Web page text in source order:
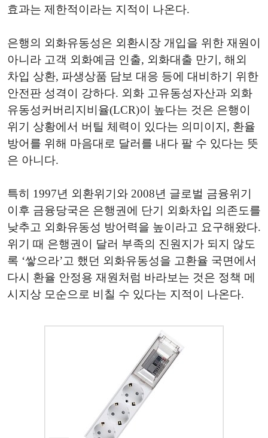
효과는 제한적이라는 지적이 나온다.
은행의 외화유동성은 외환시장 개입을 위한 재원이
아니라 고객 외화예금 인출, 외화대출 만기, 해외
차입 상환, 파생상품 담보 대응 등에 대비하기 위한
안전판 성격이 강하다. 외화 고유동성자산과 외화
유동성커버리지비율(LCR)이 높다는 것은 은행이
위기 상황에서 버틸 체력이 있다는 의미이지, 환율
방어를 위해 마음대로 달러를 내다 팔 수 있다는 뜻
은 아니다.
특히 1997년 외환위기와 2008년 글로벌 금융위기
이후 금융당국은 은행권에 단기 외화차입 의존도를
낮추고 외화유동성 방어력을 높이라고 요구해왔다.
위기 때 은행권이 달러 부족의 진원지가 되지 않도
록 ‘쌓으라’고 했던 외화유동성을 고환율 국면에서
다시 환율 안정용 재원처럼 바라보는 것은 정책 메
시지상 모순으로 비칠 수 있다는 지적이 나온다.